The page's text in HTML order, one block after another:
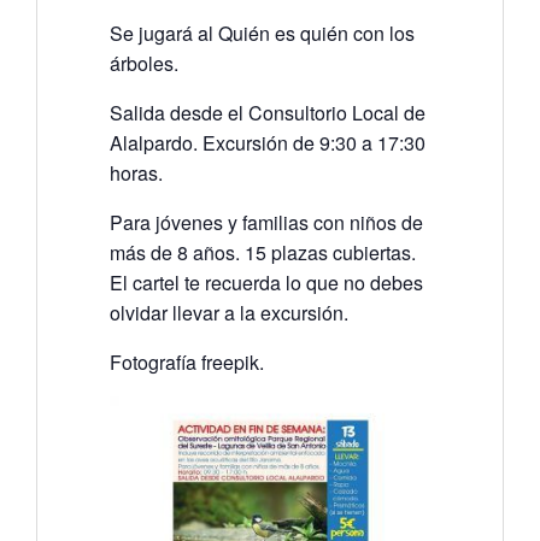
Se jugará al Quién es quién con los
árboles.
Salida desde el Consultorio Local de
Alalpardo. Excursión de 9:30 a 17:30
horas.
Para jóvenes y familias con niños de
más de 8 años. 15 plazas cubiertas.
El cartel te recuerda lo que no debes
olvidar llevar a la excursión.
Fotografía freepik.